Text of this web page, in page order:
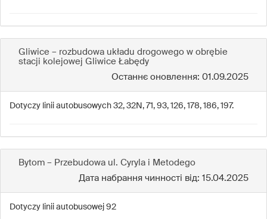
Gliwice – rozbudowa układu drogowego w obrębie
stacji kolejowej Gliwice Łabędy
Останнє оновлення: 01.09.2025
Dotyczy linii autobusowych 32, 32N, 71, 93, 126, 178, 186, 197.
Bytom – Przebudowa ul. Cyryla i Metodego
Дата набрання чинності від: 15.04.2025
Dotyczy linii autobusowej 92